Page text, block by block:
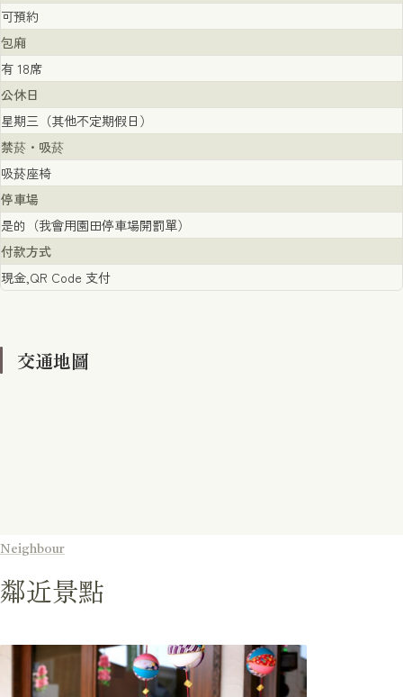
可預約
包廂
有 18席
公休日
星期三（其他不定期假日）
禁菸・吸菸
吸菸座椅
停車場
是的（我會用園田停車場開罰單）
付款方式
現金,QR Code 支付
交通地圖
鄰近景點
Neighbour